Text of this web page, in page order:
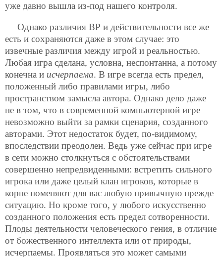
уже давно вышла из-под нашего контроля.
Однако различия ВР и действительности все же
есть и сохраняются даже в этом случае: это
извечные различия между игрой и реальностью.
Любая игра сделана, условна, неспонтанна, а потому
конечна и исчерпаема. В игре всегда есть предел,
положенный либо правилами игры, либо
пространством замысла автора. Однако дело даже
не в том, что в современной компьютерной игре
невозможно выйти за рамки сценария, созданного
авторами. Этот недостаток будет, по-видимому,
впоследствии преодолен. Ведь уже сейчас при игре
в сети можно столкнуться с обстоятельствами
совершенно непредвиденными: встретить сильного
игрока или даже целый клан игроков, которые в
корне поменяют для вас любую привычную прежде
ситуацию. Но кроме того, у любого искусственно
созданного положения есть предел сотворенности.
Плоды деятельности человеческого гения, в отличие
от божественного интеллекта или от природы,
исчерпаемы. Проявляться это может самыми